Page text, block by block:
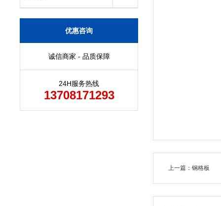
优惠咨询
诚信商家 - 品质保障
24H服务热线
13708171293
上一篇：钢格板